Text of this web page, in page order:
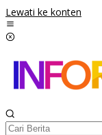
Lewati ke konten